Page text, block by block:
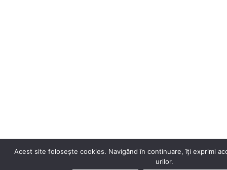
Acest site folosește cookies. Navigând în continuare, îți exprimi
urilor.